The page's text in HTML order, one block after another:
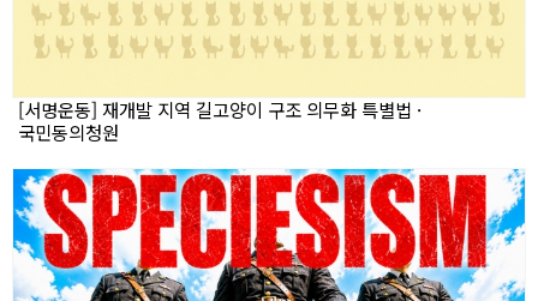
[서명운동] 재개발 지역 길고양이 구조 의무화 특별법 ·
국민동의청원